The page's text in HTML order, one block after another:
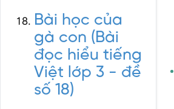
Bài học của
gà con (Bài
đọc hiểu tiếng
Việt lớp 3 - đề
số 18)